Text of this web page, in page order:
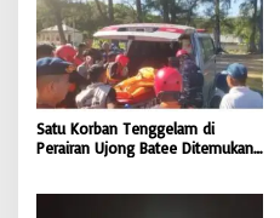
Satu Korban Tenggelam di
Perairan Ujong Batee Ditemukan,